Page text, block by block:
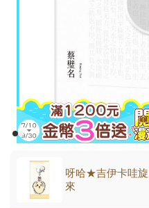
呀哈★吉伊卡哇
來